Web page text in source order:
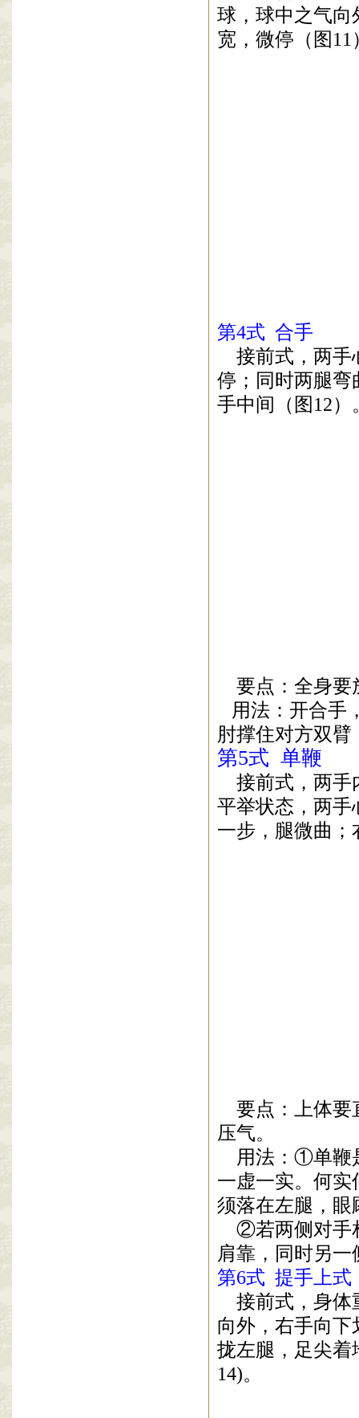
球，球中之气向
宽，微停（图 11
第4式 合手
接前式，两手
停；同时两腿弯
手中间（图 12）
要点：全身要
用法：开合手
肘撑住对方双
第5式 单鞭
接前式，两手
平举状态，两手
一步，腿微曲
要点：上体要
压气。
用法： ①单鞭
一虚一实。何
须落在左腿，眼
②若两侧对手
肩靠，同时另
第6式 提手上式
接前式，身体
向外，右手向
拢左腿，足尖着
14)。